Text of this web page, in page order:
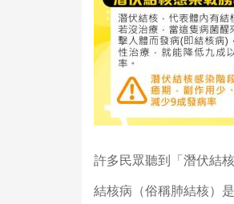
許多民眾聽到「潛伏結
結核病（俗稱肺結核）